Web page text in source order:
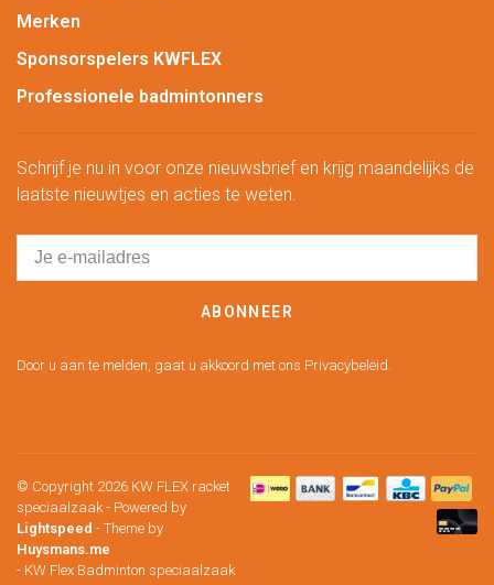
Merken
Sponsorspelers KWFLEX
Professionele badmintonners
Schrijf je nu in voor onze nieuwsbrief en krijg maandelijks de
laatste nieuwtjes en acties te weten.
ABONNEER
Door u aan te melden, gaat u akkoord met ons Privacybeleid.
© Copyright 2026 KW FLEX racket
speciaalzaak - Powered by
Lightspeed - Theme by
Huysmans.me
- KW Flex Badminton speciaalzaak